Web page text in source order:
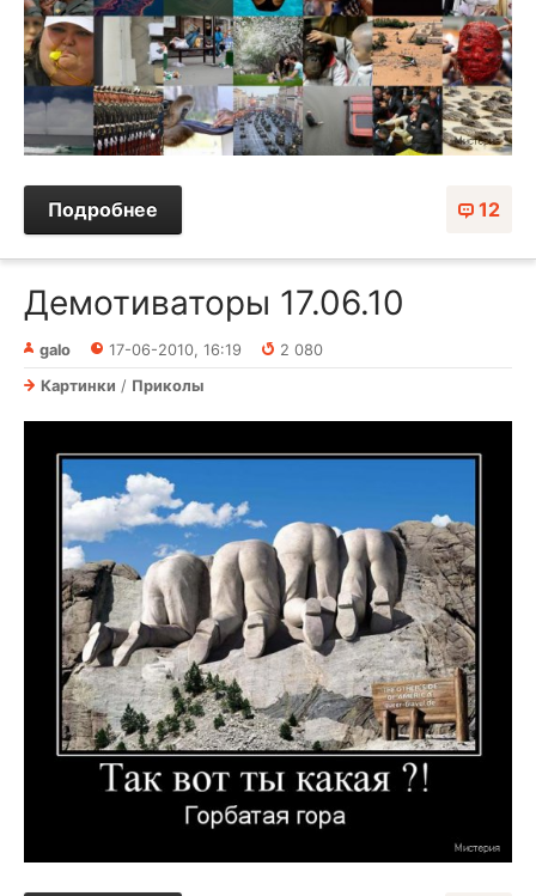
12
Подробнее
Демотиваторы 17.06.10
galo 17-06-2010, 16:19
2 080
Картинки / Приколы